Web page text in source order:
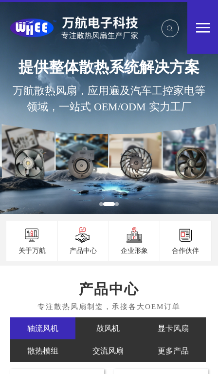
关于万航 产品中心 企业形象 合作伙伴
产品中心
轴流风机 鼓风机 显卡风扇
散热模组 交流风扇 更多产品
提供整体散热系统解决方案
万航散热风扇，应用遍及汽车工控家电等
领域，一站式 OEM/ODM 实力工厂